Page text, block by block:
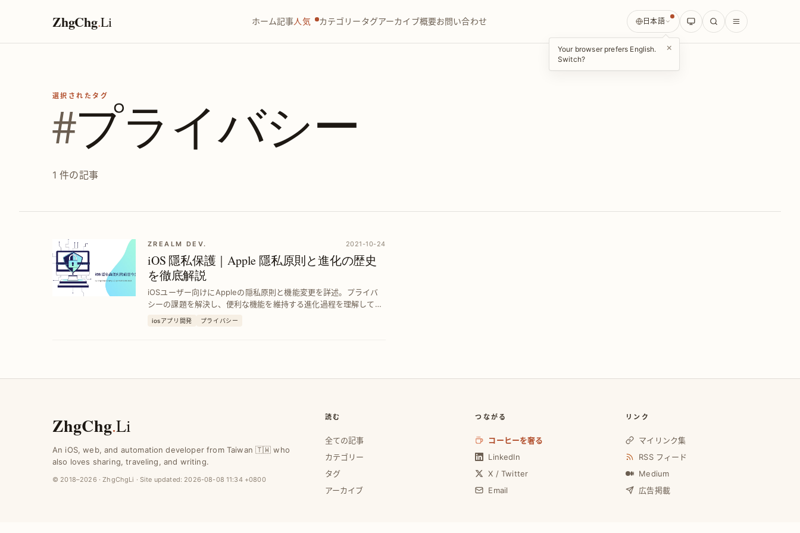
ZhgChg.Li ホーム記事人気 カテゴリータグアーカイブ概要お問い合わせ 日本語
Your browser prefers English.
Switch?
×
選択されたタグ
#プライバシー
1 件の記事
ZREALM DEV. 2021-10-24
iOS 隱私保護｜Apple 隱私原則と進化の歴史
を徹底解説
iOSユーザー向けにAppleの隠私原則と機能変更を詳述。プライバ
シーの課題を解決し、便利な機能を維持する進化過程を理解して安
心利用を実現。
iosアプリ開発 プライバシー
ZhgChg.Li
An iOS, web, and automation developer from Taiwan 🇹🇼 who
also loves sharing, traveling, and writing.
© 2018–2026 · ZhgChgLi · Site updated: 2026-08-08 11:34 +0800
読む
全ての記事
カテゴリー
タグ
アーカイブ
つながる
コーヒーを奢る
LinkedIn
X / Twitter
Email
リンク
マイリンク集
RSS フィード
Medium
広告掲載